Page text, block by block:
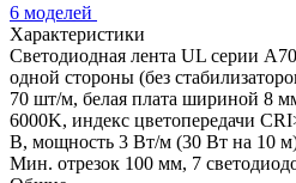
6 моделей
Характеристики
Светодиодная лента UL серии
одной стороны (без
70 шт/м, белая плата шириной 8
6000K, индекс цветопередачи
В, мощность 3 Вт/м (30 Вт на 10
Мин. отрезок 100 мм, 7